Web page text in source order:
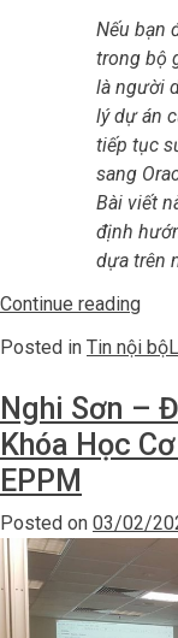
Nếu bạn
trong bộ
là người
lýdự án
tiếp tục
sang
Bài viết
định
dựa trên
Continue reading“So
và
chọn
OPC
Posted in Tin nội bộ
Nghi Sơn –
Khóa Học
EPPM
Posted on 03/02/